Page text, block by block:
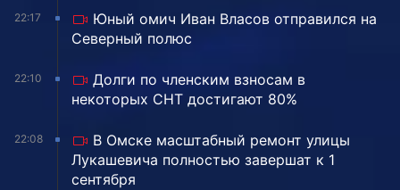
22:17
Юный омич Иван Власов отправился на
Северный полюс
22:10
Долги по членским взносам в
некоторых СНТ достигают 80%
22:08
В Омске масштабный ремонт улицы
Лукашевича полностью завершат к 1
сентября